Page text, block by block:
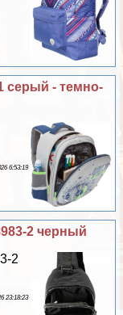
серый - темно-
6:53:19
2 черный
2
23:18:23